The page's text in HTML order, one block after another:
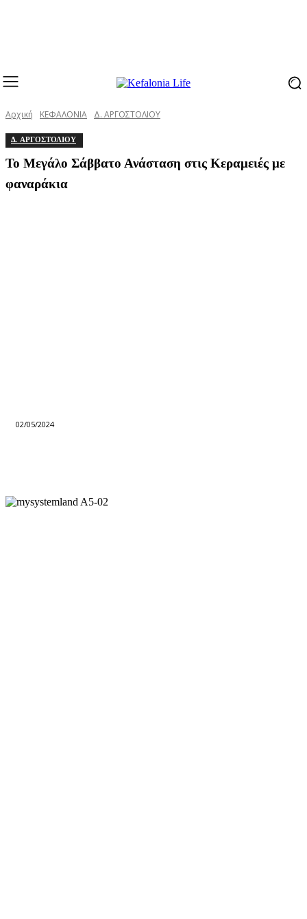
Αρχική ΚΕΦΑΛΟΝΙΑ Δ. ΑΡΓΟΣΤΟΛΙΟΥ
Δ. ΑΡΓΟΣΤΟΛΙΟΥ
Το Μεγάλο Σάββατο Ανάσταση στις Κεραμειές με
φαναράκια
02/05/2024